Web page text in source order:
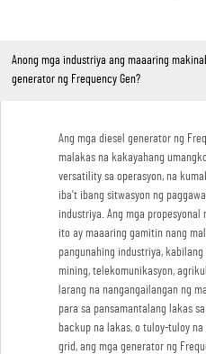
Anong mga industriya ang maaaring
generator ng Frequency Gen?
Ang mga diesel generator ng
malakas na kakayahang
versatility sa operasyon, na
iba’t ibang sitwasyon ng
industriya. Ang mga propesyonal
ito ay maaaring gamitin nang
pangunahing industriya,
mining, telekomunikasyon,
larang na nangangailangan ng
para sa pansamantalang lakas
backup na lakas, o tuloy-tuloy
grid, ang mga generator ng